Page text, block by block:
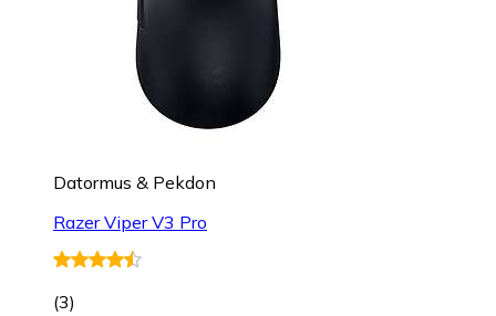
Datormus & Pekdon
Razer Viper V3 Pro
(3)